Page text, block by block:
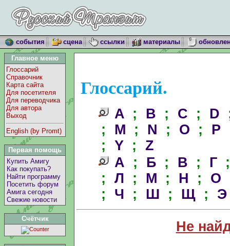
события сцена ссылки материалы
Главное меню
Глоссарий
Справочник
Карта сайта
Для посетителя
Для переводчика
Для автора
Выход
English (by Promt)
Первая помощь
Купить Амигу
Как покупать?
Найти программу
Посетить форум
Амига сегодня
Свежие новости
Счётчик
Глоссарий.
A ; B ; C ; D
; M ; N ; O ; P
; Y ; Z
А ; Б ; В ; Г
; Л ; М ; Н ; О
; Ч ; Ш ; Щ ; Э
Не